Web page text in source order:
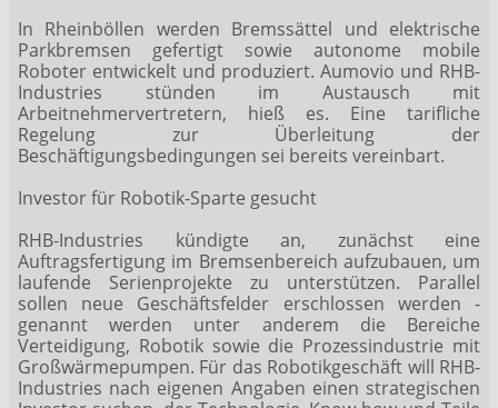
In Rheinböllen werden Bremssättel und elektrische
Parkbremsen gefertigt sowie autonome mobile
Roboter entwickelt und produziert. Aumovio und RHB-
Industries stünden im Austausch mit
Arbeitnehmervertretern, hieß es. Eine tarifliche
Regelung zur Überleitung der
Beschäftigungsbedingungen sei bereits vereinbart.
Investor für Robotik-Sparte gesucht
RHB-Industries kündigte an, zunächst eine
Auftragsfertigung im Bremsenbereich aufzubauen, um
laufende Serienprojekte zu unterstützen. Parallel
sollen neue Geschäftsfelder erschlossen werden -
genannt werden unter anderem die Bereiche
Verteidigung, Robotik sowie die Prozessindustrie mit
Großwärmepumpen. Für das Robotikgeschäft will RHB-
Industries nach eigenen Angaben einen strategischen